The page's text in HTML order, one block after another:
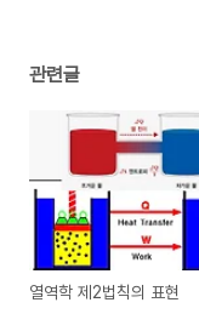
관련글
열역학 제2법칙의 표현